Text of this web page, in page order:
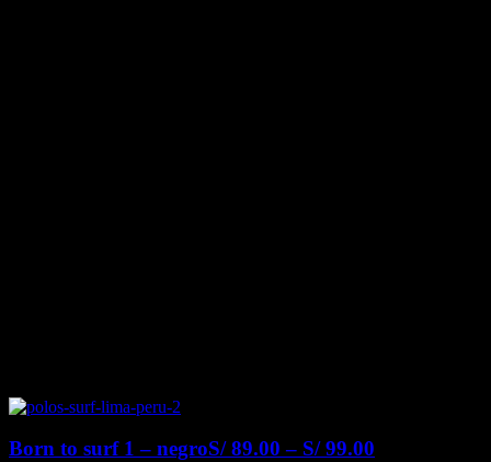
Born to surf 1 – negroS/89.00 – S/99.00